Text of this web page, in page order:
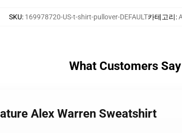
SKU: 169978720-US-t-shirt-pullover-DEFAULT카테고리:
What Customers Say
Alex Warren Sweatshirt